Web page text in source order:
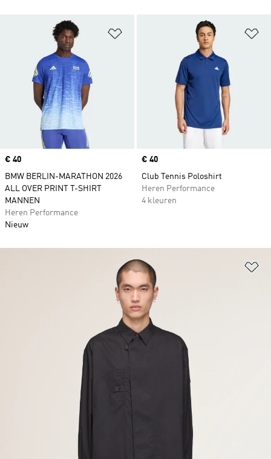
Op verlanglijst zetten
Price
€ 40
BMW BERLIN-MARATHON 2026
ALL OVER PRINT T-SHIRT
MANNEN
Heren Performance
Nieuw
Price
€ 40
Club Tennis Poloshirt
Heren Performance
4 kleuren